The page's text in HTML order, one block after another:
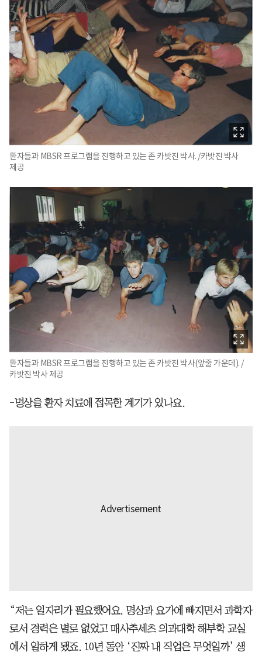
환자들과 MBSR 프로그램을 진행하고 있는 존 카밧진 박사. /카밧진 박사
제공
환자들과 MBSR 프로그램을 진행하고 있는 존 카밧진 박사(앞줄 가운데). /
카밧진 박사 제공
-명상을 환자 치료에 접목한 계기가 있나요.
“저는 일자리가 필요했어요. 명상과 요가에 빠지면서 과학자
로서 경력은 별로 없었고 매사추세츠 의과대학 해부학 교실
에서 일하게 됐죠. 10년 동안 ‘진짜 내 직업은 무엇일까’ 생